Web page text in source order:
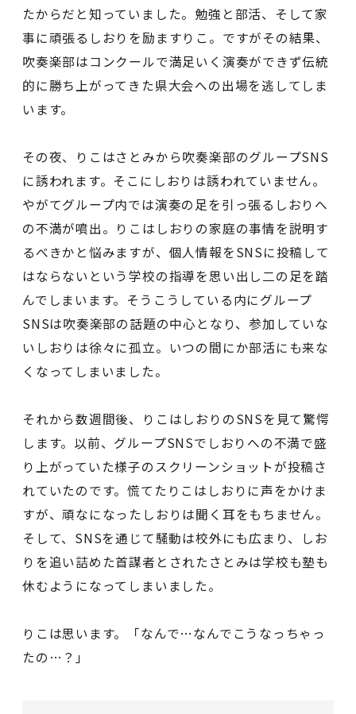
たからだと知っていました。勉強と部活、そして家
事に頑張るしおりを励ますりこ。ですがその結果、
吹奏楽部はコンクールで満足いく演奏ができず伝統
的に勝ち上がってきた県大会への出場を逃してしま
います。
その夜、りこはさとみから吹奏楽部のグループSNS
に誘われます。そこにしおりは誘われていません。
やがてグループ内では演奏の足を引っ張るしおりへ
の不満が噴出。りこはしおりの家庭の事情を説明す
るべきかと悩みますが、個人情報をSNSに投稿して
はならないという学校の指導を思い出し二の足を踏
んでしまいます。そうこうしている内にグループ
SNSは吹奏楽部の話題の中心となり、参加していな
いしおりは徐々に孤立。いつの間にか部活にも来な
くなってしまいました。
それから数週間後、りこはしおりのSNSを見て驚愕
します。以前、グループSNSでしおりへの不満で盛
り上がっていた様子のスクリーンショットが投稿さ
れていたのです。慌てたりこはしおりに声をかけま
すが、頑なになったしおりは聞く耳をもちません。
そして、SNSを通じて騒動は校外にも広まり、しお
りを追い詰めた首謀者とされたさとみは学校も塾も
休むようになってしまいました。
りこは思います。「なんで…なんでこうなっちゃっ
たの…？」